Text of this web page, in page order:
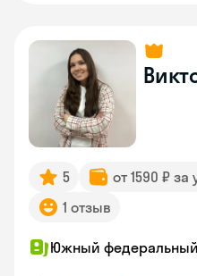
5 от 1590 ₽ за
1 отзыв
Южный федеральный